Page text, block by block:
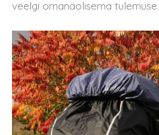
veelgi omanäolisema tulemuse.